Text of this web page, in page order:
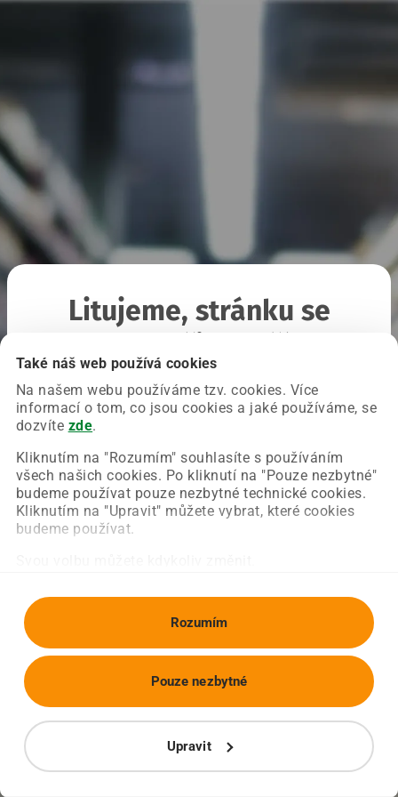
Také náš web používá cookies
Na našem webu používáme tzv. cookies. Více
informací o tom, co jsou cookies a jaké používáme, se
dozvíte zde.
Kliknutím na "Rozumím" souhlasíte s používáním
všech našich cookies. Po kliknutí na "Pouze nezbytné"
budeme používat pouze nezbytné technické cookies.
Kliknutím na "Upravit" můžete vybrat, které cookies
budeme používat.
Rozumím
Upravit
Pouze nezbytné
Litujeme, stránku se
Chyba nastala na naší straně a už ji opravujeme.
Zkuste prosím znovu načíst požadovanou stránku.
Obnovit stránku Úvodní strana